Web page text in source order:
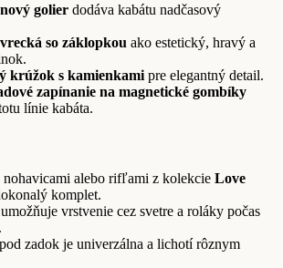
golier dodáva kabátu nadčasový
so záklopkou ako estetický, hravý a
krúžok s kamienkami pre elegantný detail.
zapínanie na magnetické gombíky
línie kabáta.
nohavicami alebo rifľami z kolekcie Love
komplet.
vrstvenie cez svetre a roláky počas
zadok je univerzálna a lichotí rôznym